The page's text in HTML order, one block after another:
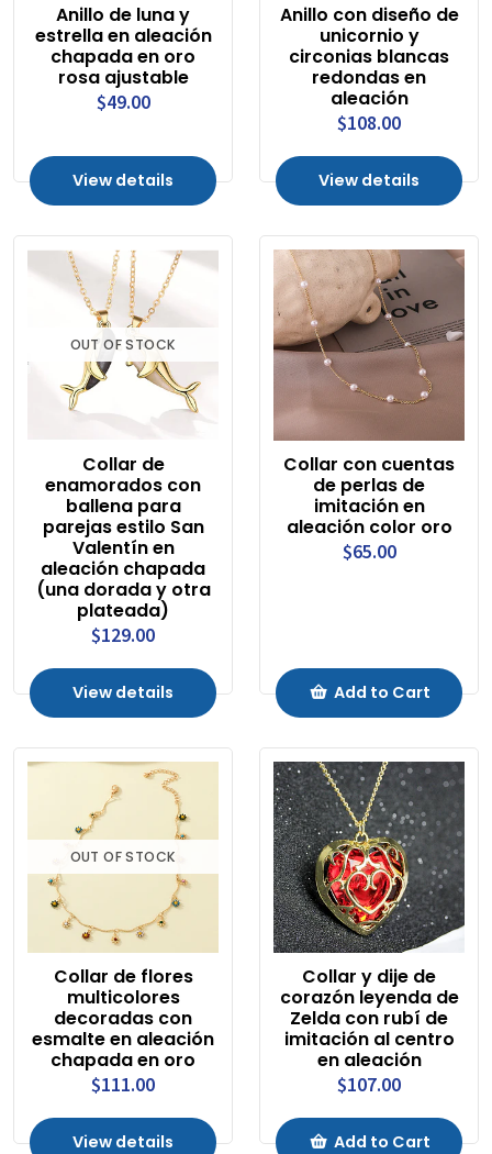
Anillo de luna y
estrella en aleación
chapada en oro
rosa ajustable
$49.00
View details
Anillo con diseño de
unicornio y
circonias blancas
redondas en
aleación
$108.00
View details
OUT OF STOCK
Collar de
enamorados con
ballena para
parejas estilo San
Valentín en
aleación chapada
(una dorada y otra
plateada)
$129.00
View details
Collar con cuentas
de perlas de
imitación en
aleación color oro
$65.00
Add to Cart
OUT OF STOCK
Collar de flores
multicolores
decoradas con
esmalte en aleación
chapada en oro
$111.00
View details
Collar y dije de
corazón leyenda de
Zelda con rubí de
imitación al centro
en aleación
$107.00
Add to Cart